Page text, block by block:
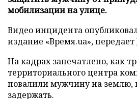
мобилизации на улице.
Видео инцидента
издание «Время.ua», передает
На кадрах запечатлено, как
территориального центра
повалили мужчину на землю,
задержать.